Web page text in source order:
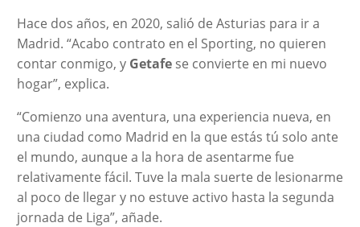
Hace dos años, en 2020, salió de Asturias para ir a
Madrid. “Acabo contrato en el Sporting, no quieren
contar conmigo, y Getafe se convierte en mi nuevo
hogar”, explica.
“Comienzo una aventura, una experiencia nueva, en
una ciudad como Madrid en la que estás tú solo ante
el mundo, aunque a la hora de asentarme fue
relativamente fácil. Tuve la mala suerte de lesionarme
al poco de llegar y no estuve activo hasta la segunda
jornada de Liga”, añade.